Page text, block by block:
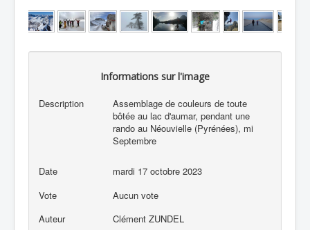
Informations sur l'image
Description
Assemblage de couleurs de toute
bôtée au lac d'aumar, pendant une
rando au Néouvielle (Pyrénées), mi
Septembre
Date
mardi 17 octobre 2023
Vote
Aucun vote
Auteur
Clément ZUNDEL